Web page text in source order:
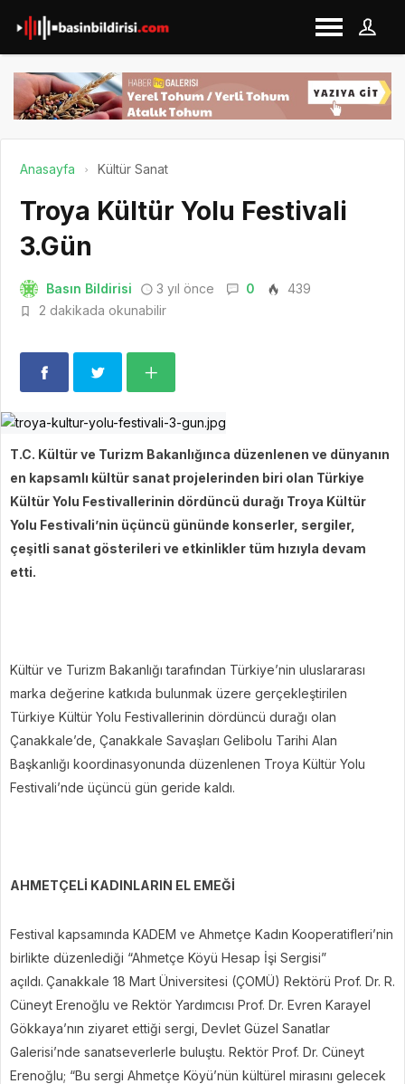
Anasayfa Kültür Sanat
Troya Kültür Yolu Festivali
3.Gün
Basın Bildirisi 3 yıl önce 0
439
2 dakikada okunabilir
T.C. Kültür ve Turizm Bakanlığınca düzenlenen ve dünyanın
en kapsamlı kültür sanat projelerinden biri olan Türkiye
Kültür Yolu Festivallerinin dördüncü durağı Troya Kültür
Yolu Festivali’nin üçüncü gününde konserler, sergiler,
çeşitli sanat gösterileri ve etkinlikler tüm hızıyla devam
etti.
Kültür ve Turizm Bakanlığı tarafından Türkiye’nin uluslararası
marka değerine katkıda bulunmak üzere gerçekleştirilen
Türkiye Kültür Yolu Festivallerinin dördüncü durağı olan
Çanakkale’de, Çanakkale Savaşları Gelibolu Tarihi Alan
Başkanlığı koordinasyonunda düzenlenen Troya Kültür Yolu
Festivali’nde üçüncü gün geride kaldı.
AHMETÇELİ KADINLARIN EL EMEĞİ
Festival kapsamında KADEM ve Ahmetçe Kadın Kooperatifleri’nin
birlikte düzenlediği “Ahmetçe Köyü Hesap İşi Sergisi”
açıldı. Çanakkale 18 Mart Üniversitesi (ÇOMÜ) Rektörü Prof. Dr. R.
Cüneyt Erenoğlu ve Rektör Yardımcısı Prof. Dr. Evren Karayel
Gökkaya’nın ziyaret ettiği sergi, Devlet Güzel Sanatlar
Galerisi’nde sanatseverlerle buluştu. Rektör Prof. Dr. Cüneyt
Erenoğlu; “Bu sergi Ahmetçe Köyü’nün kültürel mirasını gelecek